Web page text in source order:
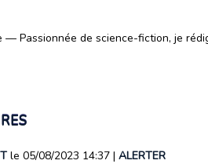
— Passionnée de science-fiction, je
le 05/08/2023 14:37 | ALERTER